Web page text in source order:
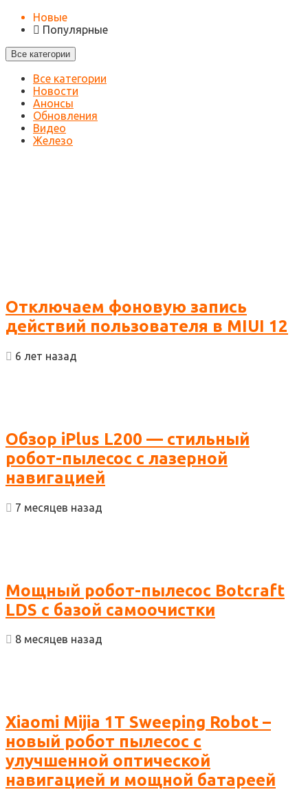
Новые
Популярные
Все категории
Все категории
Новости
Анонсы
Обновления
Видео
Железо
Отключаем фоновую запись
действий пользователя в MIUI 12
6 лет назад
Обзор iPlus L200 — стильный
робот-пылесос с лазерной
навигацией
7 месяцев назад
Мощный робот-пылесос Botcraft
LDS с базой самоочистки
8 месяцев назад
Xiaomi Mijia 1T Sweeping Robot –
новый робот пылесос с
улучшенной оптической
навигацией и мощной батареей